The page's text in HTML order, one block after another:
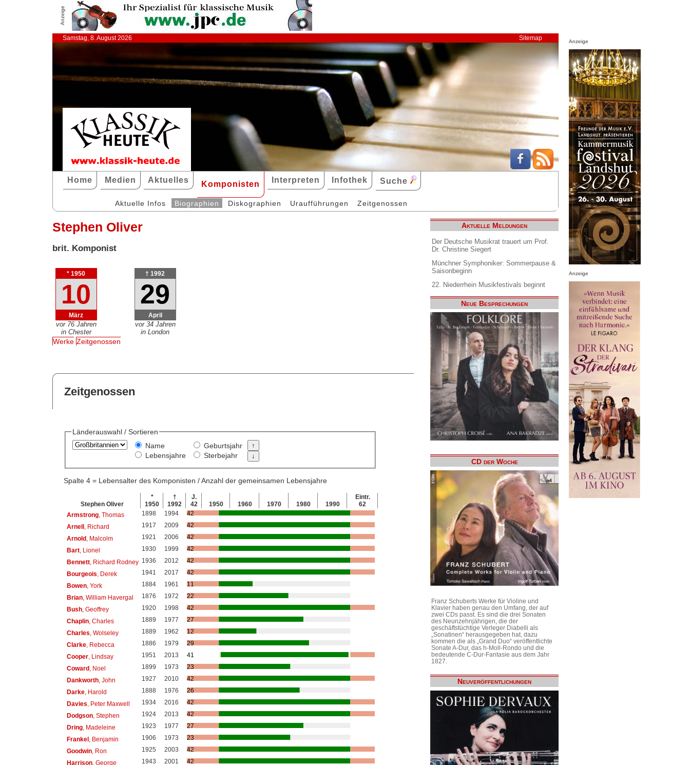
Anzeige
Samstag, 8. August 2026 Sitemap
Home Medien Aktuelles Komponisten Interpreten Infothek Suche
Aktuelle Infos Biographien Diskographien Uraufführungen Zeitgenossen
Stephen Oliver
brit. Komponist
* 1950
10
März
vor 76 Jahren
in Chester
† 1992
29
April
vor 34 Jahren
in London
Werke Zeitgenossen
Zeitgenossen
Länderauswahl / Sortieren
Name
Lebensjahre
Geburtsjahr
Sterbejahr
Spalte 4 = Lebensalter des Komponisten / Anzahl der gemeinsamen Lebensjahre
Stephen Oliver
*
1950
†
1992
J.
42
1950 1960 1970 1980 1990
Eintr.
62
Armstrong, Thomas 1898 1994
42
Arnell, Richard 1917 2009
42
Arnold, Malcolm 1921 2006
42
Bart, Lionel 1930 1999
42
Bennett, Richard Rodney 1936 2012
42
Bourgeois , Derek 1941 2017
42
Bowen, York 1884 1961
11
Brian, William Havergal 1876 1972
22
Bush, Geoffrey 1920 1998
42
Chaplin, Charles 1889 1977
27
Charles , Wolseley 1889 1962
12
Clarke, Rebecca 1886 1979
29
Cooper, Lindsay 1951 2013
41
Coward, Noel 1899 1973
23
Dankworth, John 1927 2010
42
Darke, Harold 1888 1976
26
Davies , Peter Maxwell 1934 2016
42
Dodgson, Stephen 1924 2013
42
Dring, Madeleine 1923 1977
27
Frankel, Benjamin 1906 1973
23
Goodwin, Ron 1925 2003
42
Harrison, George 1943 2001
42
Aktuelle Meldungen
Der Deutsche Musikrat trauert um Prof.
Dr. Christine Siegert
Münchner Symphoniker: Sommerpause &
Saisonbeginn
22. Niederrhein Musikfestivals beginnt
Neue Besprechungen
CD der Woche
Franz Schuberts Werke für Violine und
Klavier haben genau den Umfang, der auf
zwei CDs passt. Es sind die drei Sonaten
des Neunzehnjährigen, die der
geschäftstüchtige Verleger Diabelli als
„Sonatinen“ herausgegeben hat, dazu
kommen die als „Grand Duo“ veröffentlichte
Sonate A-Dur, das h-Moll-Rondo und die
bedeutende C-Dur-Fantasie aus dem Jahr
1827.
Neuveröffentlichungen
Anzeige
Anzeige